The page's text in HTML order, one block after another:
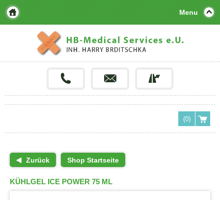
Menu
(0)
Zurück Shop Startseite
KÜHLGEL ICE POWER 75 ML